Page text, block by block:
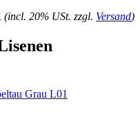
(incl. 20% USt. zzgl. Versand)
Grau L01